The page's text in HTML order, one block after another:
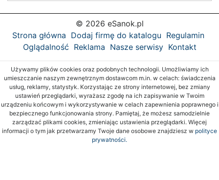
© 2026 eSanok.pl
Strona główna Dodaj firmę do katalogu Regulamin
Oglądalność Reklama Nasze serwisy Kontakt
Używamy plików cookies oraz podobnych technologii. Umożliwiamy ich
umieszczanie naszym zewnętrznym dostawcom m.in. w celach: świadczenia
usług, reklamy, statystyk. Korzystając ze strony internetowej, bez zmiany
ustawień przeglądarki, wyrażasz zgodę na ich zapisywanie w Twoim
urządzeniu końcowym i wykorzystywanie w celach zapewnienia poprawnego i
bezpiecznego funkcjonowania strony. Pamiętaj, że możesz samodzielnie
zarządzać plikami cookies, zmieniając ustawienia przeglądarki. Więcej
informacji o tym jak przetwarzamy Twoje dane osobowe znajdziesz w polityce
prywatności.